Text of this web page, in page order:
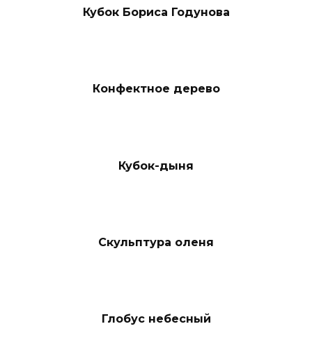
Кубок Бориса Годунова
Конфектное дерево
Кубок-дыня
Скульптура оленя
Глобус небесный